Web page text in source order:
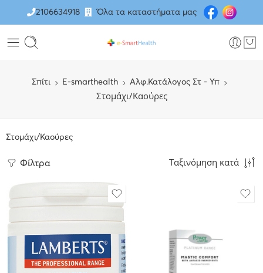
2106634918 Όλα τα καταστήματα μας
Σπίτι E-smarthealth Αλφ.Κατάλογος Στ - Υπ
Στομάχι/Καούρες
Στομάχι/Καούρες
Φίλτρα Ταξινόμηση κατά